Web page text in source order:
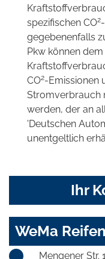
spezifischen CO2
gegebenenfalls
Pkw können
CO2-Emissionen
Stromverbrauch
werden, der an
'Deutschen
unentgeltlich
Ihr
WeMa
Mengener Str.